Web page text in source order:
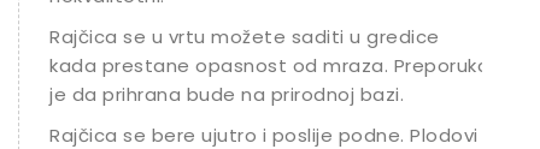
Rajčica se u vrtu možete saditi u gredice
kada prestane opasnost od mraza. Preporuka
je da prihrana bude na prirodnoj bazi.
Rajčica se bere ujutro i poslije podne. Plodovi